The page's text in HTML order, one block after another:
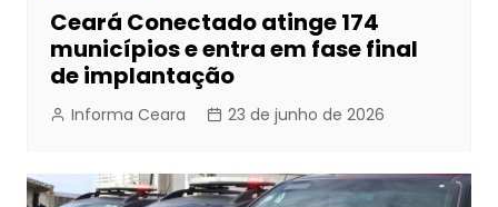
Ceará Conectado atinge 174
municípios e entra em fase final
de implantação
Informa Ceara 23 de junho de 2026